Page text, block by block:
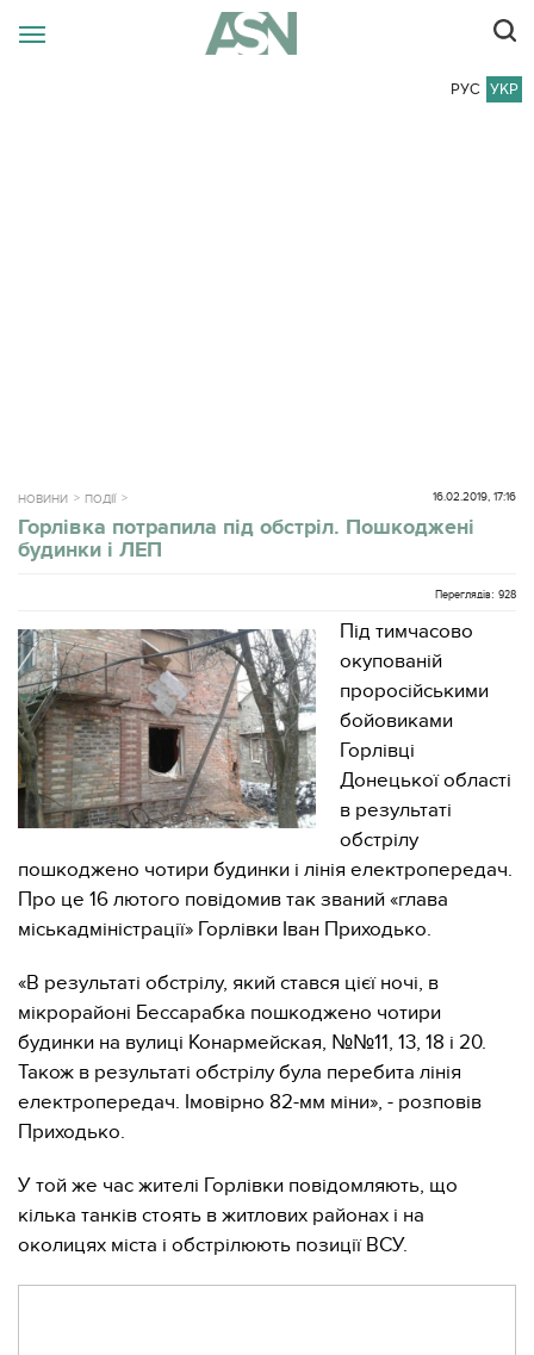
РУС УКР
НОВИНИ ПОДІЇ 16.02.2019, 17:16
Горлівка потрапила під обстріл. Пошкоджені
будинки і ЛЕП
Переглядів: 928
Під тимчасово
окупованій
проросійськими
бойовиками
Горлівці
Донецької області
в результаті
обстрілу
пошкоджено чотири будинки і лінія електропередач.
Про це 16 лютого повідомив так званий «глава
міськадміністрації» Горлівки Іван Приходько.
«В результаті обстрілу, який стався цієї ночі, в
мікрорайоні Бессарабка пошкоджено чотири
будинки на вулиці Конармейская, №№11, 13, 18 і 20.
Також в результаті обстрілу була перебита лінія
електропередач. Імовірно 82-мм міни», - розповів
Приходько.
У той же час жителі Горлівки повідомляють, що
кілька танків стоять в житлових районах і на
околицях міста і обстрілюють позиції ВСУ.